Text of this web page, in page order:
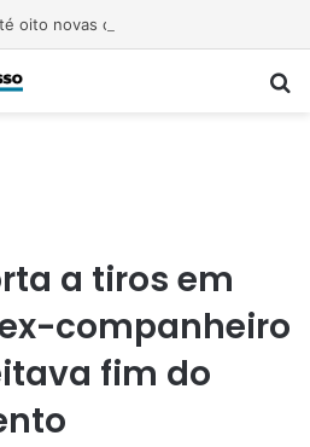
a tiros em
companheiro
fim do